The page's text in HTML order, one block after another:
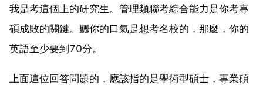
我是考這個上的研究生。管理類聯考綜合能力是你考專
碩成敗的關鍵。聽你的口氣是想考名校的，那麼，你的
英語至少要到70分。
上面這位回答問題的，應該指的是學術型碩士，專業碩